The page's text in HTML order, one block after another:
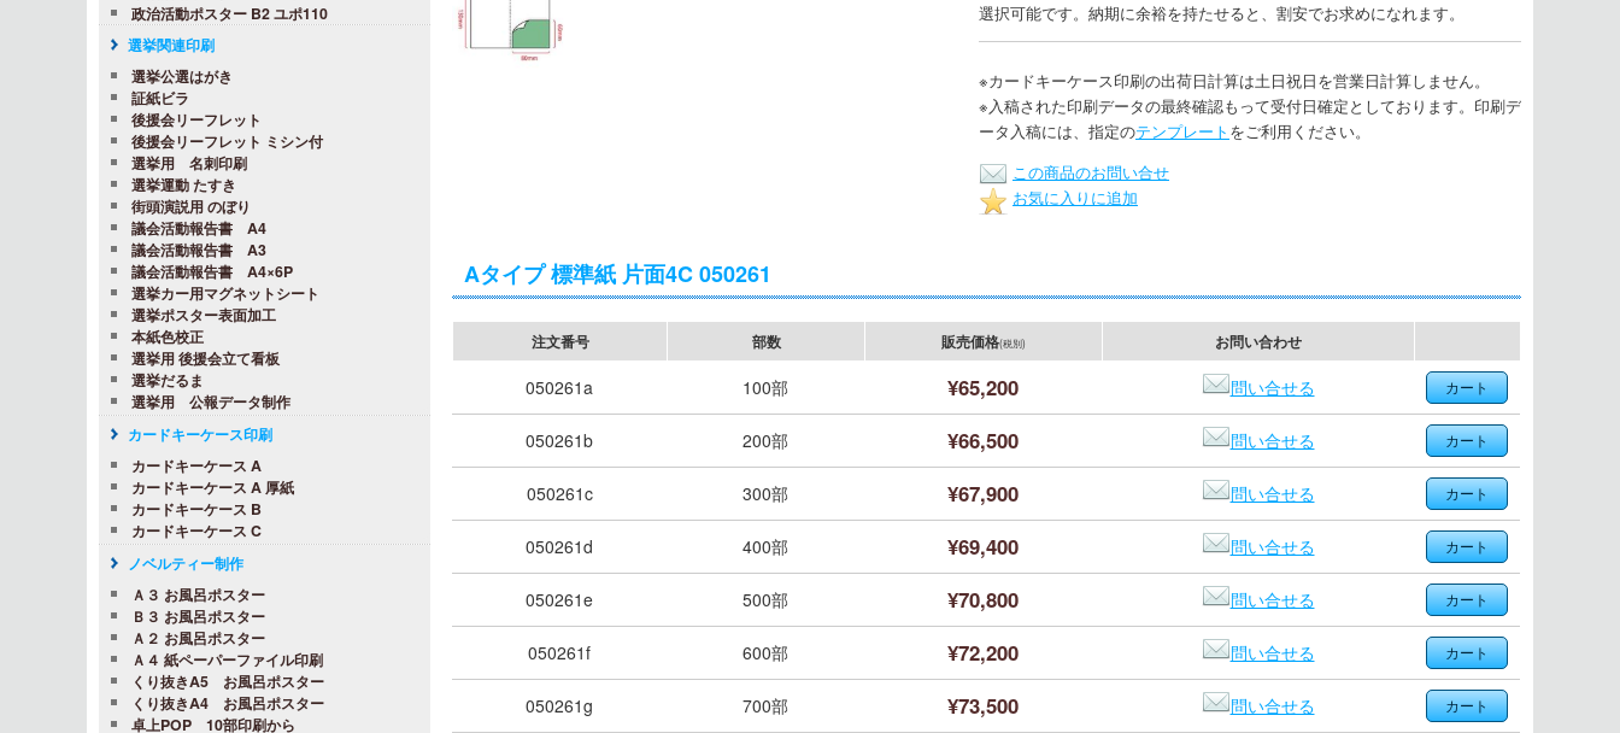
選択可能です。納期に余裕を持たせると、割安でお求めになれます。
※カードキーケース印刷の出荷日計算は土日祝日を営業日計算しません。
※入稿された印刷データの最終確認もって受付日確定としております。印刷デ
ータ入稿には、指定のテンプレート をご利用ください。
この商品のお問い合せ
お気に入りに追加
Aタイプ 標準紙 片面4C 050261
注文番号 部数 販売価格(税別) お問い合わせ
050261a 100部 ¥65,200 問い合せる
050261b 200部 ¥66,500 問い合せる
050261c 300部 ¥67,900 問い合せる
050261d 400部 ¥69,400 問い合せる
050261e 500部 ¥70,800 問い合せる
050261f 600部 ¥72,200 問い合せる
050261g 700部 ¥73,500 問い合せる
政治活動ポスター B2 ユポ110
選挙関連印刷
選挙公選はがき
証紙ビラ
後援会リーフレット
後援会リーフレット ミシン付
選挙用 名刺印刷
選挙運動 たすき
街頭演説用 のぼり
議会活動報告書 A4
議会活動報告書 A3
議会活動報告書 A4×6P
選挙カー用マグネットシート
選挙ポスター表面加工
本紙色校正
選挙用 後援会立て看板
選挙だるま
選挙用 公報データ制作
カードキーケース印刷
カードキーケース A
カードキーケース A 厚紙
カードキーケース B
カードキーケース C
ノベルティー制作
Ａ３ お風呂ポスター
Ｂ３ お風呂ポスター
Ａ２ お風呂ポスター
Ａ４ 紙ペーパーファイル印刷
くり抜きA5 お風呂ポスター
くり抜きA4 お風呂ポスター
卓上POP 10部印刷から